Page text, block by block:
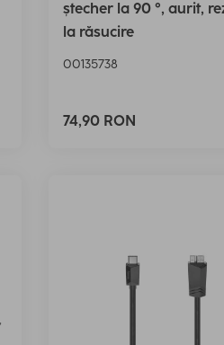
ștecher la 90 °, aurit,
la răsucire
00135738
74,90 RON